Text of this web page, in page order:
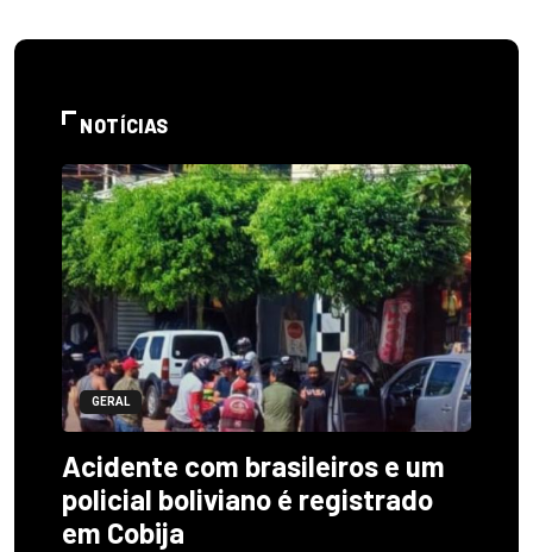
NOTÍCIAS
GERAL
Acidente com brasileiros e um
policial boliviano é registrado
em Cobija